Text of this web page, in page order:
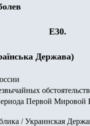
E30.
Держава)
обстоятельств
Первой
/ Украинская